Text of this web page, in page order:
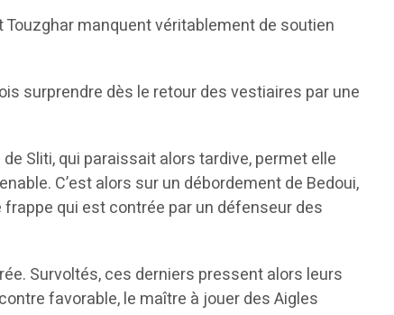
manquent véritablement de soutien
surprendre dès le retour des vestiaires par une
Sliti, qui paraissait alors tardive, permet elle
C’est alors sur un débordement de Bedoui,
qui est contrée par un défenseur des
Survoltés, ces derniers pressent alors leurs
favorable, le maître à jouer des Aigles